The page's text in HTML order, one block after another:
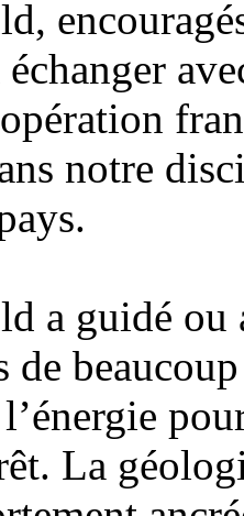
notre
a guidé ou
de
La